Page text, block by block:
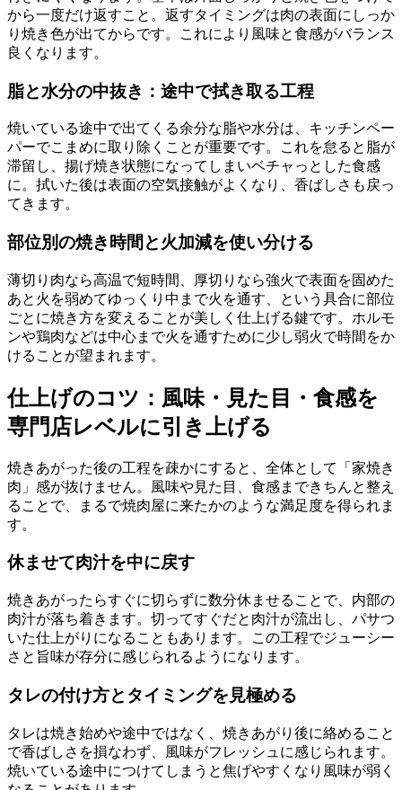
から一度だけ返すこと。返すタイミングは肉の表面にしっか
り焼き色が出てからです。これにより風味と食感がバランス
良くなります。
脂と水分の中抜き：途中で拭き取る工程
焼いている途中で出てくる余分な脂や水分は、キッチンペー
パーでこまめに取り除くことが重要です。これを怠ると脂が
滞留し、揚げ焼き状態になってしまいベチャっとした食感
に。拭いた後は表面の空気接触がよくなり、香ばしさも戻っ
てきます。
部位別の焼き時間と火加減を使い分ける
薄切り肉なら高温で短時間、厚切りなら強火で表面を固めた
あと火を弱めてゆっくり中まで火を通す、という具合に部位
ごとに焼き方を変えることが美しく仕上げる鍵です。ホルモ
ンや鶏肉などは中心まで火を通すために少し弱火で時間をか
けることが望まれます。
仕上げのコツ：風味・見た目・食感を
専門店レベルに引き上げる
焼きあがった後の工程を疎かにすると、全体として「家焼き
肉」感が抜けません。風味や見た目、食感まできちんと整え
ることで、まるで焼肉屋に来たかのような満足度を得られま
す。
休ませて肉汁を中に戻す
焼きあがったらすぐに切らずに数分休ませることで、内部の
肉汁が落ち着きます。切ってすぐだと肉汁が流出し、パサつ
いた仕上がりになることもあります。この工程でジューシー
さと旨味が存分に感じられるようになります。
タレの付け方とタイミングを見極める
タレは焼き始めや途中ではなく、焼きあがり後に絡めること
で香ばしさを損なわず、風味がフレッシュに感じられます。
焼いている途中につけてしまうと焦げやすくなり風味が弱く